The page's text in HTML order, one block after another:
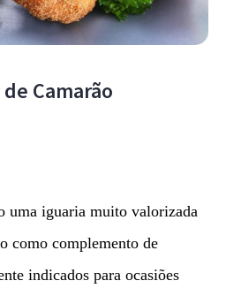
Camarão
uma iguaria muito valorizada
como complemento de
indicados para ocasiões